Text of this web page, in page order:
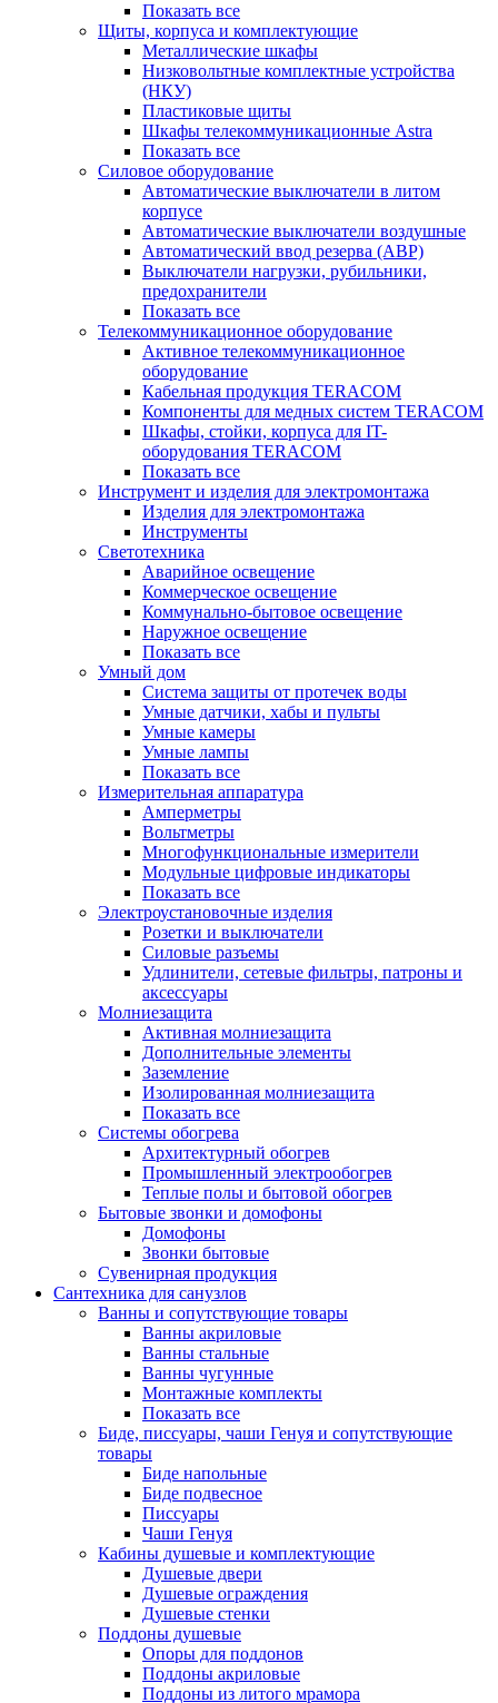
Показать все
Щиты, корпуса и комплектующие
Металлические шкафы
Низковольтные комплектные устройства
(НКУ)
Пластиковые щиты
Шкафы телекоммуникационные Astra
Показать все
Силовое оборудование
Автоматические выключатели в литом
корпусе
Автоматические выключатели воздушные
Автоматический ввод резерва (АВР)
Выключатели нагрузки, рубильники,
предохранители
Показать все
Телекоммуникационное оборудование
Активное телекоммуникационное
оборудование
Кабельная продукция TERACOM
Компоненты для медных систем TERACOM
Шкафы, стойки, корпуса для IT-
оборудования TERACOM
Показать все
Инструмент и изделия для электромонтажа
Изделия для электромонтажа
Инструменты
Светотехника
Аварийное освещение
Коммерческое освещение
Коммунально-бытовое освещение
Наружное освещение
Показать все
Умный дом
Система защиты от протечек воды
Умные датчики, хабы и пульты
Умные камеры
Умные лампы
Показать все
Измерительная аппаратура
Амперметры
Вольтметры
Многофункциональные измерители
Модульные цифровые индикаторы
Показать все
Электроустановочные изделия
Розетки и выключатели
Силовые разъемы
Удлинители, сетевые фильтры, патроны и
аксессуары
Молниезащита
Активная молниезащита
Дополнительные элементы
Заземление
Изолированная молниезащита
Показать все
Системы обогрева
Архитектурный обогрев
Промышленный электрообогрев
Теплые полы и бытовой обогрев
Бытовые звонки и домофоны
Домофоны
Звонки бытовые
Сувенирная продукция
Сантехника для санузлов
Ванны и сопутствующие товары
Ванны акриловые
Ванны стальные
Ванны чугунные
Монтажные комплекты
Показать все
Биде, писсуары, чаши Генуя и сопутствующие
товары
Биде напольные
Биде подвесное
Писсуары
Чаши Генуя
Кабины душевые и комплектующие
Душевые двери
Душевые ограждения
Душевые стенки
Поддоны душевые
Опоры для поддонов
Поддоны акриловые
Поддоны из литого мрамора